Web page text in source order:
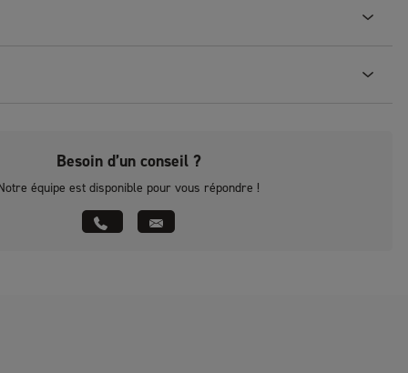
Besoin d’un conseil ?
équipe est disponible pour vous répondre !